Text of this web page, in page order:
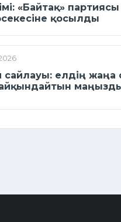
«Байтақ» партиясы
қосылды
сайлауы: елдің жаңа